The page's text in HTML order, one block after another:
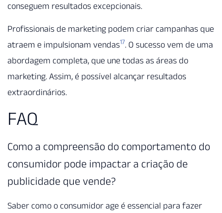
conseguem resultados excepcionais.
Profissionais de marketing podem criar campanhas que
atraem e impulsionam vendas17. O sucesso vem de uma
abordagem completa, que une todas as áreas do
marketing. Assim, é possível alcançar resultados
extraordinários.
FAQ
Como a compreensão do comportamento do
consumidor pode impactar a criação de
publicidade que vende?
Saber como o consumidor age é essencial para fazer